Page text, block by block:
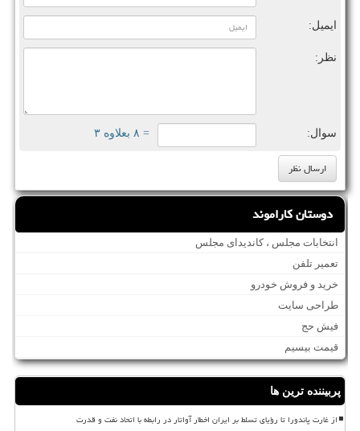
ایمیل:
نظر:
سوال: = ۸ بعلاوه ۳
دوستان کاراموند
انتخابات مجلس ، کاندیدای مجلس
تعمیر تلفن
خرید و فروش خودرو
طراحی سایت
فیش حج
قیمت بیسیم
پربیننده ترین ها
از غارت پاندورا تا رؤیای تسلط بر ایران اخطار آواتار در رابطه با اتحاد نفت و قدرت